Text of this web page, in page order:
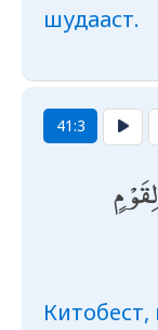
шудааст.
41:3